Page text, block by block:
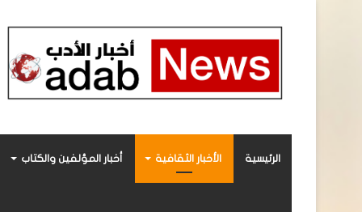
الرئيسية الأخبار الثقافية أخبار المؤلفين والكتاب